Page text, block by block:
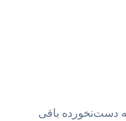
دست‌نخورده باقی